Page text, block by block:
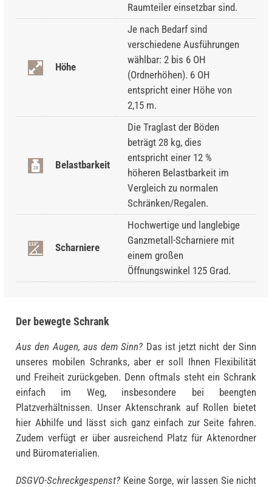
Raumteiler einsetzbar sind.
Höhe
Je nach Bedarf sind
verschiedene Ausführungen
wählbar: 2 bis 6 OH
(Ordnerhöhen). 6 OH
entspricht einer Höhe von
2,15 m.
Belastbarkeit
Die Traglast der Böden
beträgt 28 kg, dies
entspricht einer 12 %
höheren Belastbarkeit im
Vergleich zu normalen
Schränken/Regalen.
Scharniere
Hochwertige und langlebige
Ganzmetall-Scharniere mit
einem großen
Öffnungswinkel 125 Grad.
Der bewegte Schrank
Aus den Augen, aus dem Sinn? Das ist jetzt nicht der Sinn
unseres mobilen Schranks, aber er soll Ihnen Flexibilität
und Freiheit zurückgeben. Denn oftmals steht ein Schrank
einfach im Weg, insbesondere bei beengten
Platzverhältnissen. Unser Aktenschrank auf Rollen bietet
hier Abhilfe und lässt sich ganz einfach zur Seite fahren.
Zudem verfügt er über ausreichend Platz für Aktenordner
und Büromaterialien.
DSGVO-Schreckgespenst? Keine Sorge, wir lassen Sie nicht